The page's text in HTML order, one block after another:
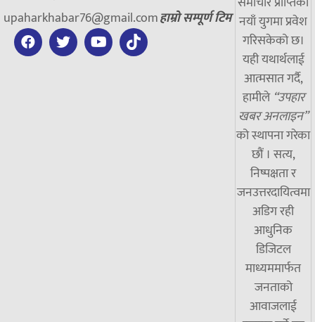
upaharkhabar76@gmail.comहाम्रो सम्पूर्ण टिम नयाँ युगमा प्रवेश
गरिसकेको छ।
यही यथार्थलाई
आत्मसात गर्दै,
हामीले “उपहार
खबर अनलाइन”
को स्थापना गरेका
छौं । सत्य,
निष्पक्षता र
जनउत्तरदायित्वमा
अडिग रही
आधुनिक
डिजिटल
माध्यममार्फत
जनताको
आवाजलाई